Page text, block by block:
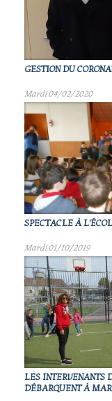
GESTION DU
Mardi 04/02/2020
SPECTACLE À
Mardi 01/10/2019
LES INTERVENANTS
DÉBARQUENT À